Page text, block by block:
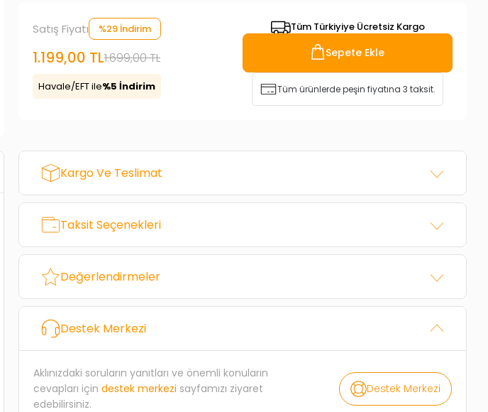
Satış Fiyatı %29 İndirim
1.199,00 TL1.699,00 TL
Havale/EFT ile%5 İndirim
Tüm Türkiyiye Ücretsiz Kargo
Sepete Ekle
Tüm ürünlerde peşin fiyatına 3 taksit.
Kargo Ve Teslimat
Taksit Seçenekleri
Değerlendirmeler
Destek Merkezi
Aklınızdaki soruların yanıtları ve önemli konuların
cevapları için destek merkezi sayfamızı ziyaret
edebilirsiniz.
Destek Merkezi